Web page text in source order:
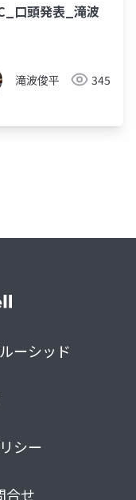
口頭発表_滝波
滝波俊平 345
ーシッド
シー
合せ